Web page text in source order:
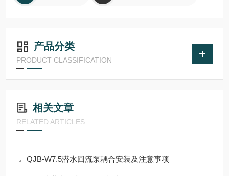
产品分类
PRODUCT CLASSIFICATION
相关文章
RELATED ARTICLES
QJB-W7.5潜水回流泵耦合安装及注意事项